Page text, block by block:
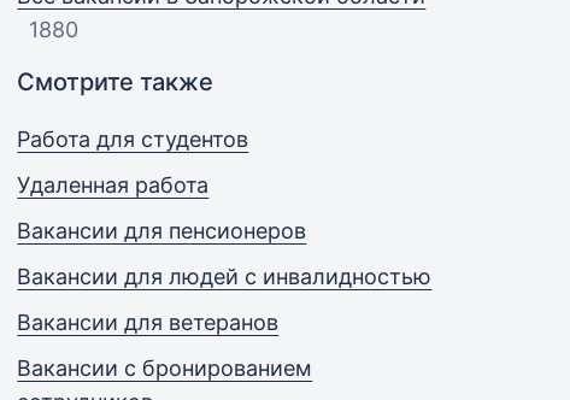
1880
Смотрите также
Работа для студентов
Удаленная работа
Вакансии для пенсионеров
Вакансии для людей с инвалидностью
Вакансии для ветеранов
Вакансии с бронированием